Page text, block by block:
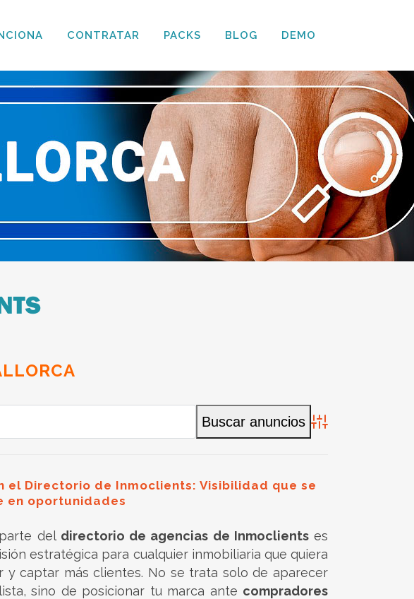
CONTRATAR PACKS BLOG DEMO
Búsqueda
el Directorio de Inmoclients: Visibilidad que se
en oportunidades
del directorio de agencias de Inmoclientses
estratégica para cualquier inmobiliaria que quiera
y captar más clientes. No se trata solo de aparecer
sino de posicionar tu marca ante compradores